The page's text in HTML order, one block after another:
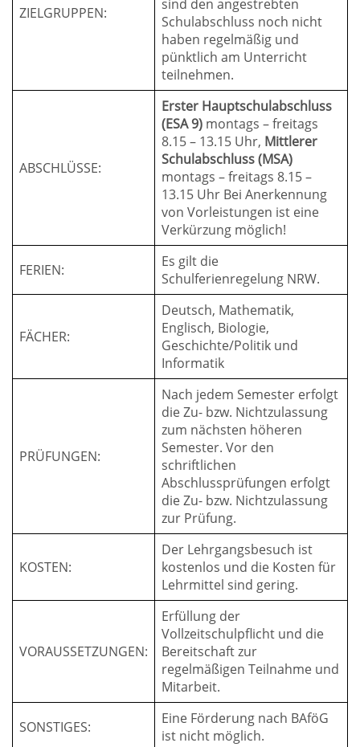
ZIELGRUPPEN:
sind den angestrebten
Schulabschluss noch nicht
haben regelmäßig und
pünktlich am Unterricht
teilnehmen.
ABSCHLÜSSE:
Erster Hauptschulabschluss
(ESA 9) montags – freitags
8.15 – 13.15 Uhr, Mittlerer
Schulabschluss (MSA)
montags – freitags 8.15 –
13.15 Uhr Bei Anerkennung
von Vorleistungen ist eine
Verkürzung möglich!
FERIEN:
Es gilt die
Schulferienregelung NRW.
FÄCHER:
Deutsch, Mathematik,
Englisch, Biologie,
Geschichte/Politik und
Informatik
PRÜFUNGEN:
Nach jedem Semester erfolgt
die Zu- bzw. Nichtzulassung
zum nächsten höheren
Semester. Vor den
schriftlichen
Abschlussprüfungen erfolgt
die Zu- bzw. Nichtzulassung
zur Prüfung.
KOSTEN:
Der Lehrgangsbesuch ist
kostenlos und die Kosten für
Lehrmittel sind gering.
VORAUSSETZUNGEN:
Erfüllung der
Vollzeitschulpflicht und die
Bereitschaft zur
regelmäßigen Teilnahme und
Mitarbeit.
SONSTIGES:
Eine Förderung nach BAföG
ist nicht möglich.